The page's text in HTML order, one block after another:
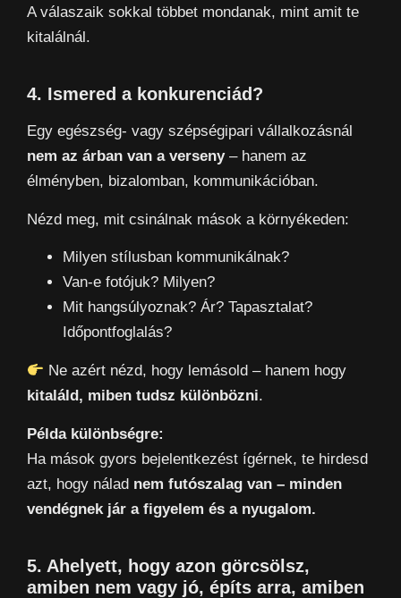
A válaszaik sokkal többet mondanak, mint amit te
kitalálnál.
4. Ismered a konkurenciád?
Egy egészség- vagy szépségipari vállalkozásnál
nem az árban van a verseny– hanem az
élményben, bizalomban, kommunikációban.
Nézd meg, mit csinálnak mások a környékeden:
Milyen stílusban kommunikálnak?
Van-e fotójuk? Milyen?
Mit hangsúlyoznak? Ár? Tapasztalat?
Időpontfoglalás?
Ne azért nézd, hogy lemásold – hanem hogy
kitaláld, miben tudsz különbözni.
Példa különbségre:
Ha mások gyors bejelentkezést ígérnek, te hirdesd
azt, hogy nálad nem futószalag van – minden
vendégnek jár a figyelem és a nyugalom.
5. Ahelyett, hogy azon görcsölsz,
amiben nem vagy jó, építs arra, amiben